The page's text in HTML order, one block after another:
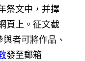
祭文中，并擇
頁上。征文截
者可將作品、
發至郵箱